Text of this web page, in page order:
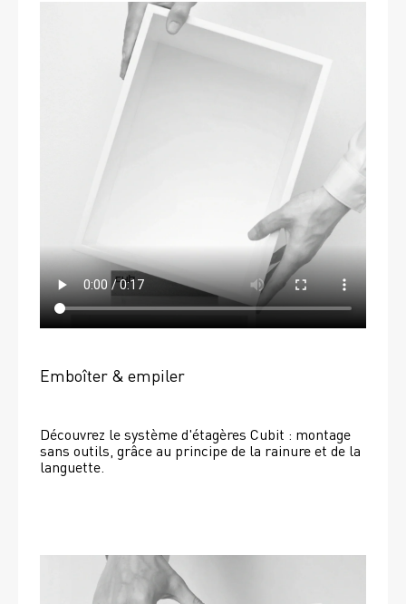
Emboîter & empiler
Découvrez le système d'étagères Cubit : montage
sans outils, grâce au principe de la rainure et de la
languette.